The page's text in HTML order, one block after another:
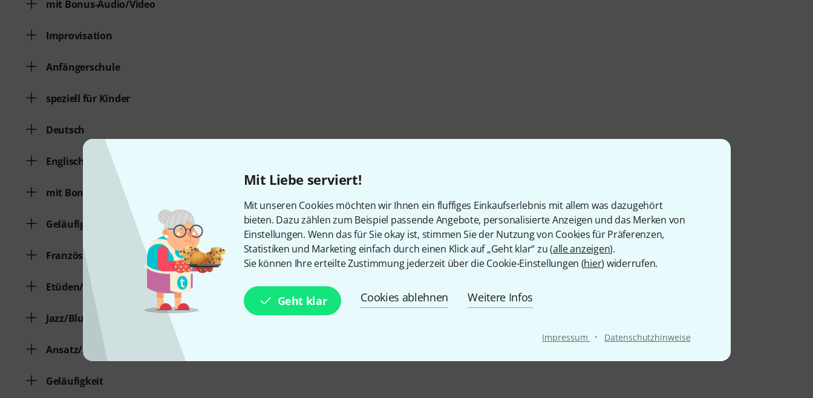
Mit Liebe serviert!
Mit unseren Cookies möchten wir Ihnen ein fluffiges Einkaufserlebnis mit allem was dazugehört
bieten. Dazu zählen zum Beispiel passende Angebote, personalisierte Anzeigen und das Merken von
Einstellungen. Wenn das für Sie okay ist, stimmen Sie der Nutzung von Cookies für Präferenzen,
Statistiken und Marketing einfach durch einen Klick auf „Geht klar“ zu (alle anzeigen).
Sie können Ihre erteilte Zustimmung jederzeit über die Cookie-Einstellungen (hier) widerrufen.
Geht klar Cookies ablehnen Weitere Infos
Impressum · Datenschutzhinweise
mit Bonus-Audio/Video
Improvisation
Anfängerschule
speziell für Kinder
Deutsch
Englisch
mit Bonus-Audio/Video
Geläufigkeit
Französisch
Etüden/Übungen
Jazz/Blues
Ansatz/Atemtechnik etc.
Geläufigkeit